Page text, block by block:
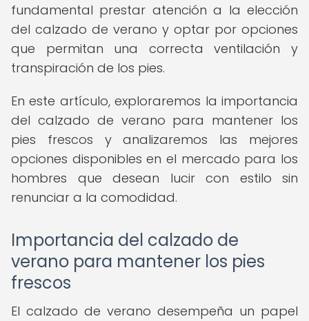
fundamental prestar atención a la elección
del calzado de verano y optar por opciones
que permitan una correcta ventilación y
transpiración de los pies.
En este artículo, exploraremos la importancia
del calzado de verano para mantener los
pies frescos y analizaremos las mejores
opciones disponibles en el mercado para los
hombres que desean lucir con estilo sin
renunciar a la comodidad.
Importancia del calzado de
verano para mantener los pies
frescos
El calzado de verano desempeña un papel